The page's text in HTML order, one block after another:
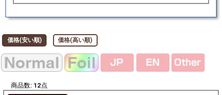
価格(安い順) 価格(高い順)
商品数: 12点